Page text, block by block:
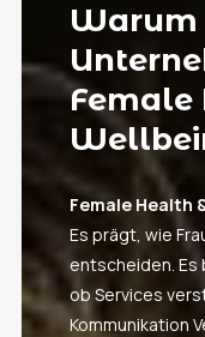
Female
Female Health
Es prägt, wie
entscheiden. Es
ob Services
Kommunikation